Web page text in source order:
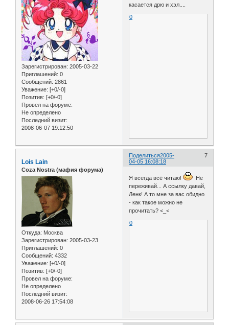
Зарегистрирован: 2005-03-22
Приглашений: 0
Сообщений: 2861
Уважение: [+0/-0]
Позитив: [+0/-0]
Провел на форуме:
Не определено
Последний визит:
2008-06-07 19:12:50
касается дрю и хэл....
0
Поделиться 7
2005-
04-05 16:08:18
Lois Lain
Coza Nostra (мафия форума)
Откуда: Москва
Зарегистрирован: 2005-03-23
Приглашений: 0
Сообщений: 4332
Уважение: [+0/-0]
Позитив: [+0/-0]
Провел на форуме:
Не определено
Последний визит:
2008-06-26 17:54:08
Я всегда всё читаю!
Не
переживай... А ссылку давай,
Ленк! А то мне за вас обидно
- как такое можно не
прочитать? <_<
0